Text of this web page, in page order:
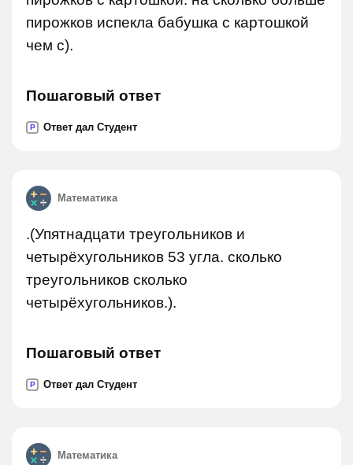
пирожков испекла бабушка с картошкой
чем с).
Пошаговый ответ
P Ответ дал Студент
Математика
.(Упятнадцати треугольников и
четырёхугольников 53 угла. сколько
треугольников сколько
четырёхугольников.).
Пошаговый ответ
P Ответ дал Студент
Математика